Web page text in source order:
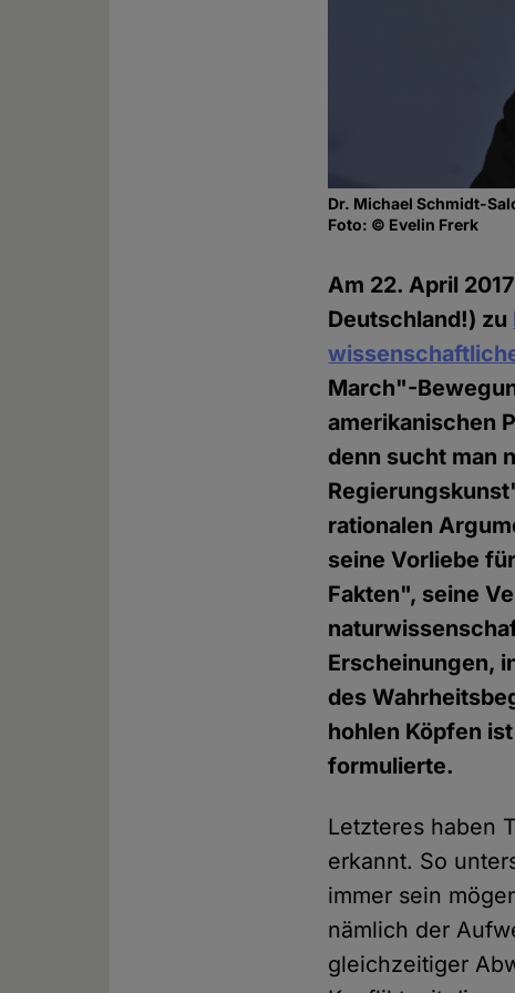
Dr. Michael Schmidt-
Foto: © Evelin Frerk
Am 22. April
Deutschland!) zu
March"-
amerikanischen
denn sucht man
rationalen
seine Vorliebe
Fakten", seine
Erscheinungen,
des
hohlen Köpfen
formulierte.
Letzteres haben
erkannt. So
immer sein
nämlich der
gleichzeitiger